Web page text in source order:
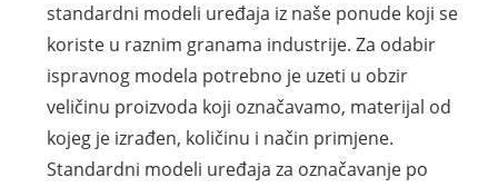
standardni modeli uređaja iz naše ponude koji se
koriste u raznim granama industrije. Za odabir
ispravnog modela potrebno je uzeti u obzir
veličinu proizvoda koji označavamo, materijal od
kojeg je izrađen, količinu i način primjene.
Standardni modeli uređaja za označavanje po